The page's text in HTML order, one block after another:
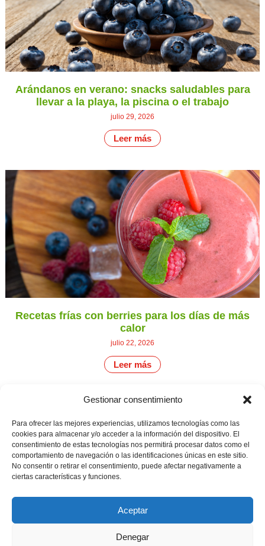
Gestionar consentimiento
Para ofrecer las mejores experiencias, utilizamos tecnologías como las
cookies para almacenar y/o acceder a la información del dispositivo. El
consentimiento de estas tecnologías nos permitirá procesar datos como el
comportamiento de navegación o las identificaciones únicas en este sitio.
No consentir o retirar el consentimiento, puede afectar negativamente a
ciertas características y funciones.
Aceptar
Denegar
Arándanos en verano: snacks saludables para
llevar a la playa, la piscina o el trabajo
julio 29, 2026
Leer más
Recetas frías con berries para los días de más
calor
julio 22, 2026
Leer más
Productores
de
fresas,
frambuesas,
arándanos
y
desde
y
Camino de
Montemayor s/n
21800 Moguer.
Huelva ESPAÑA.
info@cunadeplatero.com
25
MATERIALES
CORPORATIVOS
Logotipo -
Aviso legal
Política de
privacidad
Canal de denuncias